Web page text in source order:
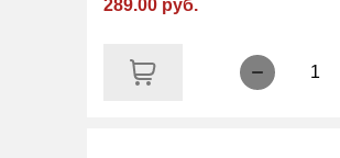
289.00 руб.
1